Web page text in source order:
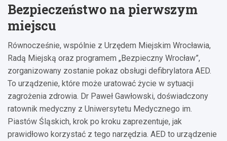
Bezpieczeństwo na pierwszym
miejscu
Równocześnie, wspólnie z Urzędem Miejskim Wrocławia,
Radą Miejską oraz programem „Bezpieczny Wrocław”,
zorganizowany zostanie pokaz obsługi defibrylatora AED.
To urządzenie, które może uratować życie w sytuacji
zagrożenia zdrowia. Dr Paweł Gawłowski, doświadczony
ratownik medyczny z Uniwersytetu Medycznego im.
Piastów Śląskich, krok po kroku zaprezentuje, jak
prawidłowo korzystać z tego narzędzia. AED to urządzenie